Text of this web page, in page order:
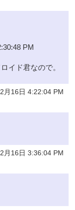
PM
イド君なので。
月16日 4:22:04 PM
月16日 3:36:04 PM